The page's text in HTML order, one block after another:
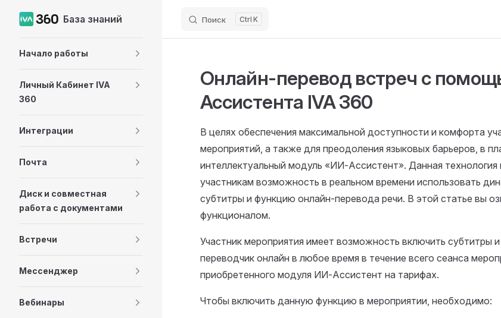
Skip to contentБаза знаний Поиск K
Начало работы
Личный Кабинет IVA
360
Интеграции
Почта
Диск и совместная
работа с документами
Встречи
Мессенджер
Вебинары
Онлайн-перевод встреч с
Ассистента IVA 360
В целях обеспечения максимальной доступности и комфорта
мероприятий, а также для преодоления языковых барьеров, в
интеллектуальный модуль «ИИ-Ассистент». Данная технология
участникам возможность в реальном времени использовать
субтитры и функцию онлайн-перевода речи. В этой статье вы
функционалом.
Участник мероприятия имеет возможность включить субтитры
переводчик онлайн в любое время в течение всего сеанса
приобретенного модуля ИИ-Ассистент на тарифах.
Чтобы включить данную функцию в мероприятии, необходимо: